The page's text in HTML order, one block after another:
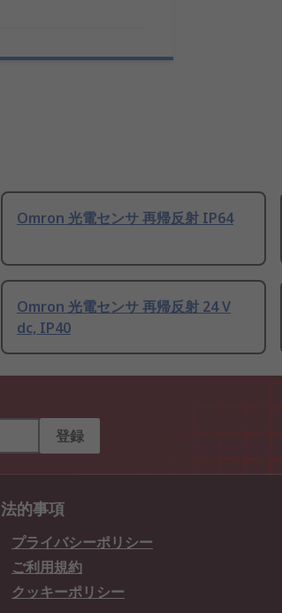
Omron 光電センサ 再帰反射 IP64
Omron 光電センサ 再帰反射 24 V
dc, IP40
登録
法的事項
プライバシーポリシー
ご利用規約
クッキーポリシー